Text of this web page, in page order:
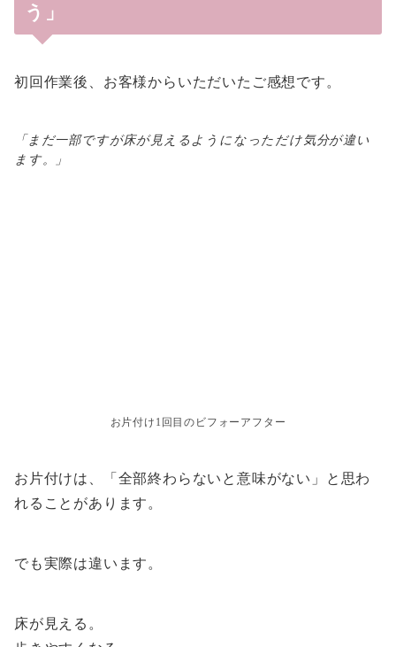
う」
初回作業後、お客様からいただいたご感想です。
「まだ一部ですが床が見えるようになっただけ気分が違い
ます。」
お片付け1回目のビフォーアフター
お片付けは、「全部終わらないと意味がない」と思わ
れることがあります。
でも実際は違います。
床が見える。